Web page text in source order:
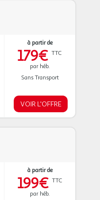
à partir de
179€ TTC
par héb.
Sans Transport
VOIR L'OFFRE
à partir de
199€ TTC
par héb.